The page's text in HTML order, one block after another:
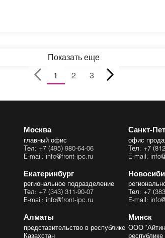
Показать еще
1
2 3
Москва
главный офис
Тел: +7 (495) 980-64-06
E-mail: info@front-ipc.ru
Санкт-
офис
Тел: +7
E-mail:
Екатеринбург
региональное подразделение
Тел: +7 (343) 311-90-07
E-mail: info@front-ipc.ru
Тел: +7
E-mail:
Алматы
представительство в республике
Казахстан
Минск
ООО